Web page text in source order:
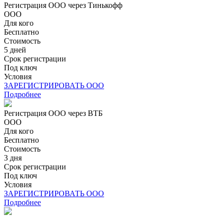
Регистрация ООО через Тинькофф
ООО
Для кого
Бесплатно
Стоимость
5 дней
Срок регистрации
Под ключ
Условия
ЗАРЕГИСТРИРОВАТЬ ООО
Подробнее
Регистрация ООО через ВТБ
ООО
Для кого
Бесплатно
Стоимость
3 дня
Срок регистрации
Под ключ
Условия
ЗАРЕГИСТРИРОВАТЬ ООО
Подробнее